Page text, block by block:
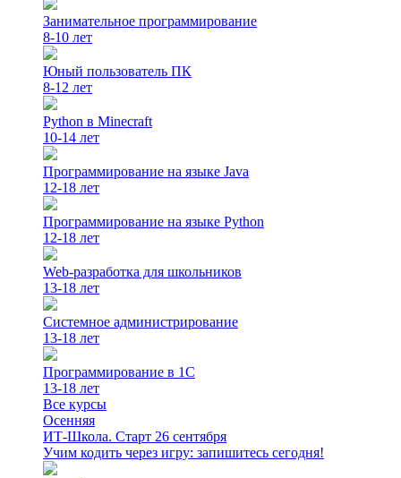
Занимательное программирование
8-10 лет
Юный пользователь ПК
8-12 лет
Python в Minecraft
10-14 лет
Программирование на языке Java
12-18 лет
Программирование на языке Python
12-18 лет
Web-разработка для школьников
13-18 лет
Системное администрирование
13-18 лет
Программирование в 1С
13-18 лет
Все курсы
Осенняя
ИТ-Школа. Старт 26 сентября
Учим кодить через игру: запишитесь сегодня!